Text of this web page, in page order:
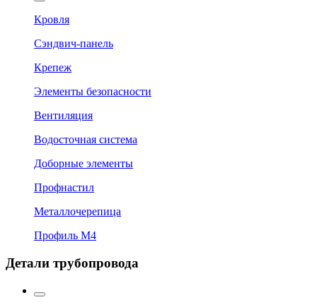
Кровля
Сэндвич-панель
Крепеж
Элементы безопасности
Вентиляция
Водосточная система
Доборные элементы
Профнастил
Металлочерепица
Профиль М4
Детали трубопровода